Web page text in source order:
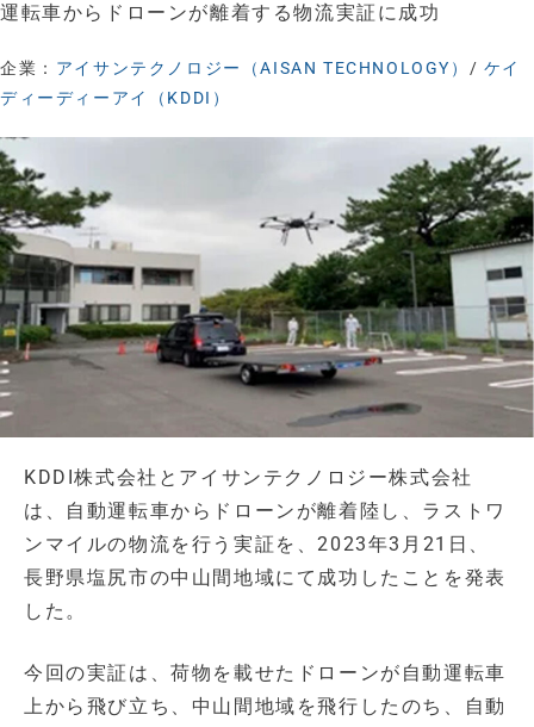
運転車からドローンが離着する物流実証に成功
企業： アイサンテクノロジー（AISAN TECHNOLOGY） / ケイ
ディーディーアイ（KDDI）
KDDI株式会社とアイサンテクノロジー株式会社
は、自動運転車からドローンが離着陸し、ラストワ
ンマイルの物流を行う実証を、2023年3月21日、
長野県塩尻市の中山間地域にて成功したことを発表
した。
今回の実証は、荷物を載せたドローンが自動運転車
上から飛び立ち、中山間地域を飛行したのち、自動